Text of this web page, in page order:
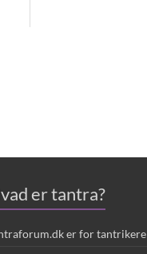
er tantra?
er for tantrikere